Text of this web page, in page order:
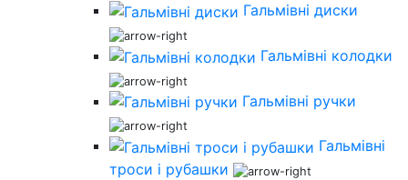
Гальмівні диски
Гальмівні колодки
Гальмівні ручки
Гальмівні
троси і рубашки